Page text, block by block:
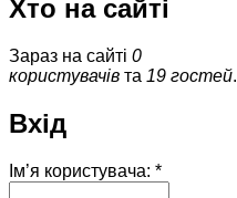
Хто на сайті
Зараз на сайті 0
користувачів та 19 гостей.
Вхід
Ім’я користувача: *